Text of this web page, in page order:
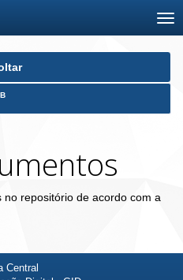
repositório de acordo com a
Central